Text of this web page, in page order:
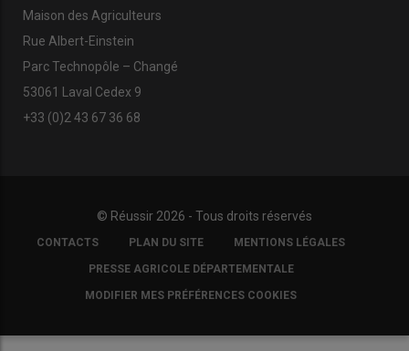
Maison des Agriculteurs
Rue Albert-Einstein
Parc Technopôle – Changé
53061 Laval Cedex 9
+33 (0)2 43 67 36 68
© Réussir 2026 - Tous droits réservés
FOOTER
COPYRIGHT
CONTACTS PLAN DU SITE MENTIONS LÉGALES
PRESSE AGRICOLE DÉPARTEMENTALE
MODIFIER MES PRÉFÉRENCES COOKIES